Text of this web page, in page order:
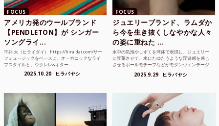
FOCUS
アメリカ発のウールブランド
【PENDLETON】が シンガー
ソングライ...
平井 大（ヒライダイ） https://hiraidai.com/サー
フミュージックをベースに、オーガニックなライ
フスタイルと、ウクレレ&ギター...
2025.10.20 ヒラバヤシ
FOCUS
ジュエリーブランド、ラムダか
ら今を生き抜くしなやかな人々
の姿に重ねた ...
水中の気泡やしずくを球体で表現し、ジュエリー
に昇華させて、水にたゆたうような浮遊感を感じ
させるボールモチーフなどがモダンヴィンテージ
2025.9.29 ヒラバヤシ